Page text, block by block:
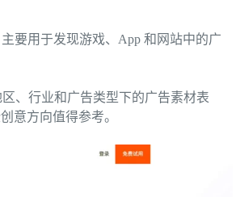
要用于发现游戏、App 和网站中的广
、行业和广告类型下的广告素材表
意方向值得参考。